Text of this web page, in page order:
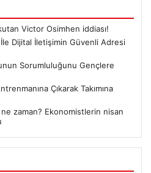
Victor Osimhen iddiası!
Dijital İletişimin Güvenli Adresi
Sorumluluğunu Gençlere
Çıkarak Takımına
ne zaman? Ekonomistlerin nisan